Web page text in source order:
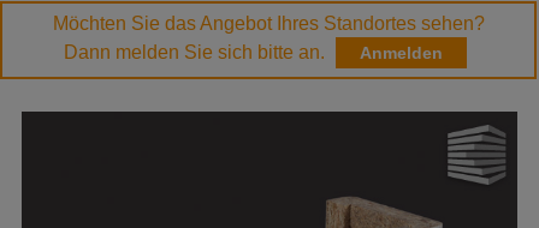
Möchten Sie das Angebot Ihres Standortes sehen?
Dann melden Sie sich bitte an.
Anmelden